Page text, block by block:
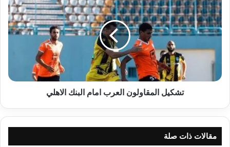
المقاولون
العرب
امام
البنك
الاهلي
تشكيل المقاولون العرب امام البنك الاهلي
مقالات ذات صلة